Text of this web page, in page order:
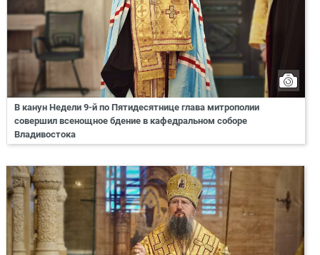
В канун Недели 9-й по Пятидесятнице глава митрополии
совершил всенощное бдение в кафедральном соборе
Владивостока